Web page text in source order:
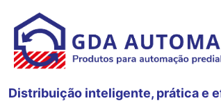
Distribuição inteligente, prática e